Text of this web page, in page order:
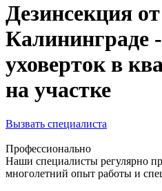
Дезинсекция
Калининграде
уховерток в
на участке
Вызвать специалиста
Профессионально
Наши специалисты регулярно
многолетний опыт работы и